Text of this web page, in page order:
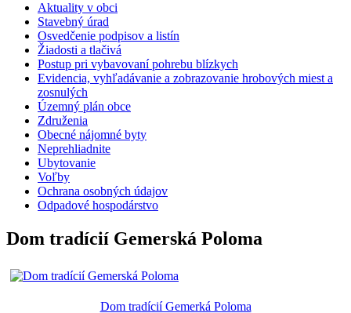
Aktuality v obci
Stavebný úrad
Osvedčenie podpisov a listín
Žiadosti a tlačivá
Postup pri vybavovaní pohrebu blízkych
Evidencia, vyhľadávanie a zobrazovanie hrobových miest a
zosnulých
Územný plán obce
Združenia
Obecné nájomné byty
Neprehliadnite
Ubytovanie
Voľby
Ochrana osobných údajov
Odpadové hospodárstvo
Dom tradícií Gemerská Poloma
Dom tradícií Gemerká Poloma